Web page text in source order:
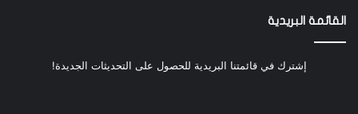
القائمة البريدية
إشترك في قائمتنا البريدية للحصول على التحديثات الجديدة!